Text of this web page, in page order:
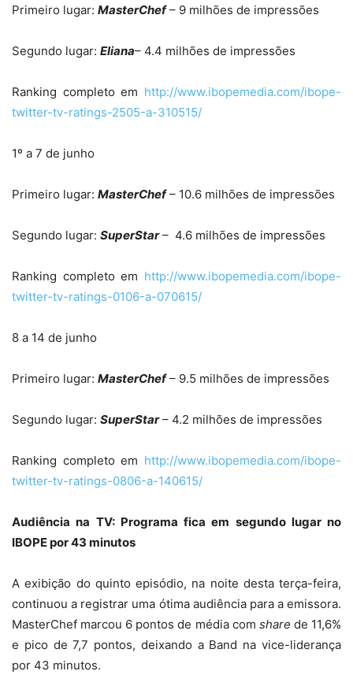
Primeiro lugar: MasterChef– 9 milhões de impressões
Segundo lugar: Eliana– 4.4 milhões de impressões
Ranking completo em http://www.ibopemedia.com/ibope-
twitter-tv-ratings-2505-a-310515/
1º a 7 de junho
Primeiro lugar: MasterChef– 10.6 milhões de impressões
Segundo lugar: SuperStar– 4.6 milhões de impressões
Ranking completo em http://www.ibopemedia.com/ibope-
twitter-tv-ratings-0106-a-070615/
8 a 14 de junho
Primeiro lugar: MasterChef– 9.5 milhões de impressões
Segundo lugar: SuperStar– 4.2 milhões de impressões
Ranking completo em http://www.ibopemedia.com/ibope-
twitter-tv-ratings-0806-a-140615/
Audiência na TV: Programa fica em segundo lugar no
IBOPE por 43 minutos
A exibição do quinto episódio, na noite desta terça-feira,
continuou a registrar uma ótima audiência para a emissora.
MasterChef marcou 6 pontos de média com share de 11,6%
e pico de 7,7 pontos, deixando a Band na vice-liderança
por 43 minutos.